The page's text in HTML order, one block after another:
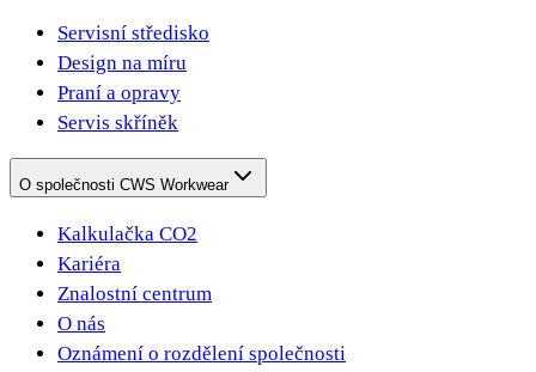
Servisní středisko
Design na míru
Praní a opravy
Servis skříněk
O společnosti CWS Workwear
Kalkulačka CO2
Kariéra
Znalostní centrum
O nás
Oznámení o rozdělení společnosti